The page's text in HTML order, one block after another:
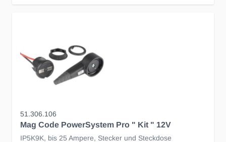
51.306.106
Mag Code PowerSystem Pro " Kit " 12V
IP5K9K, bis 25 Ampere, Stecker und Steckdose